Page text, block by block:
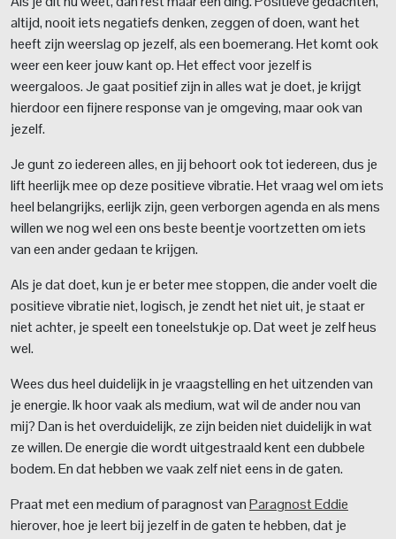
altijd, nooit iets negatiefs denken, zeggen of doen, want het
heeft zijn weerslag op jezelf, als een boemerang. Het komt ook
weer een keer jouw kant op. Het effect voor jezelf is
weergaloos. Je gaat positief zijn in alles wat je doet, je krijgt
hierdoor een fijnere response van je omgeving, maar ook van
jezelf.
Je gunt zo iedereen alles, en jij behoort ook tot iedereen, dus je
lift heerlijk mee op deze positieve vibratie. Het vraag wel om iets
heel belangrijks, eerlijk zijn, geen verborgen agenda en als mens
willen we nog wel een ons beste beentje voortzetten om iets
van een ander gedaan te krijgen.
Als je dat doet, kun je er beter mee stoppen, die ander voelt die
positieve vibratie niet, logisch, je zendt het niet uit, je staat er
niet achter, je speelt een toneelstukje op. Dat weet je zelf heus
wel.
Wees dus heel duidelijk in je vraagstelling en het uitzenden van
je energie. Ik hoor vaak als medium, wat wil de ander nou van
mij? Dan is het overduidelijk, ze zijn beiden niet duidelijk in wat
ze willen. De energie die wordt uitgestraald kent een dubbele
bodem. En dat hebben we vaak zelf niet eens in de gaten.
Praat met een medium of paragnost vanParagnost Eddie
hierover, hoe je leert bij jezelf in de gaten te hebben, dat je